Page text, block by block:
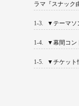
ラマ『スナック
1-3. ▼テーマソ
1-4. ▼幕間コン
1-5. ▼チケット